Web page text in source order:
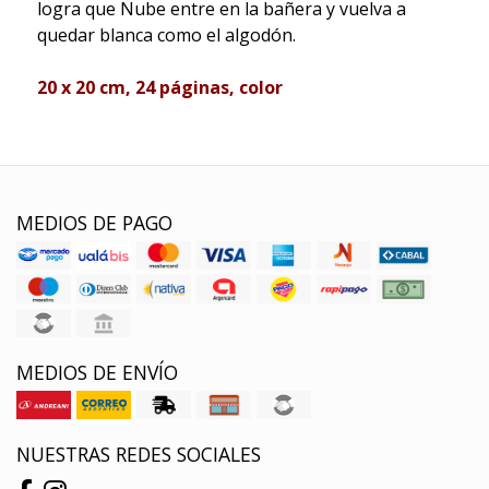
logra que Nube entre en la bañera y vuelva a
quedar blanca como el algodón.
20 x 20 cm, 24 páginas, color
MEDIOS DE PAGO
MEDIOS DE ENVÍO
NUESTRAS REDES SOCIALES